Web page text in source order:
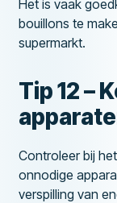
Het is vaak
bouillons te
supermarkt.
Tip 12 –
Controleer bij
onnodige
verspilling van